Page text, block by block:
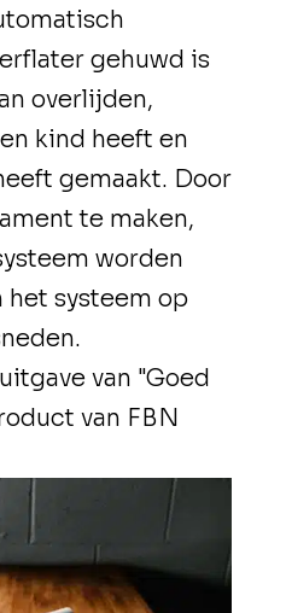
gehuwd is
overlijden,
kind heeft en
gemaakt. Door
te maken,
worden
het systeem op
van "Goed
van FBN